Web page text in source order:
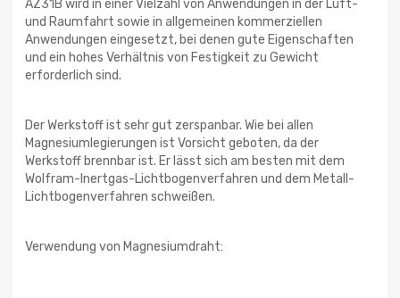
AZ31B wird in einer Vielzahl von Anwendungen in der Luft-
und Raumfahrt sowie in allgemeinen kommerziellen
Anwendungen eingesetzt, bei denen gute Eigenschaften
und ein hohes Verhältnis von Festigkeit zu Gewicht
erforderlich sind.
Der Werkstoff ist sehr gut zerspanbar. Wie bei allen
Magnesiumlegierungen ist Vorsicht geboten, da der
Werkstoff brennbar ist. Er lässt sich am besten mit dem
Wolfram-Inertgas-Lichtbogenverfahren und dem Metall-
Lichtbogenverfahren schweißen.
Verwendung von Magnesiumdraht: